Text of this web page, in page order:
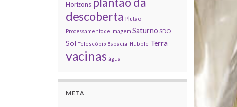
Horizons
descoberta Plutão
Processamento de imagem Saturno SDO
Sol Telescópio Espacial Hubble Terra
vacinas água
META